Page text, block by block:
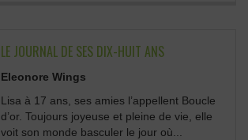
LE JOURNAL DE SES DIX-HUIT ANS
Eleonore Wings
Lisa à 17 ans, ses amies l’appellent Boucle
d’or. Toujours joyeuse et pleine de vie, elle
voit son monde basculer le jour où...